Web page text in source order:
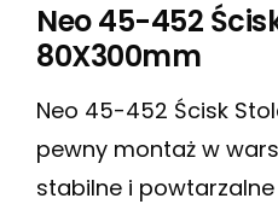
Neo 45-452
80X300mm
Neo 45-452 Ścisk
pewny montaż w
stabilne i